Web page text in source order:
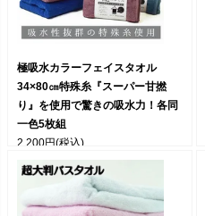
極吸水カラーフェイスタオル
34×80㎝特殊糸『スーパー甘撚
り』を使用で驚きの吸水力！各同
一色5枚組
2,200円(税込)